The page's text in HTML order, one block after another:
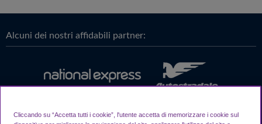
Alcuni dei nostri affidabili partner:
Cliccando su “Accetta tutti i cookie”, l'utente accetta di memorizzare i cookie sul